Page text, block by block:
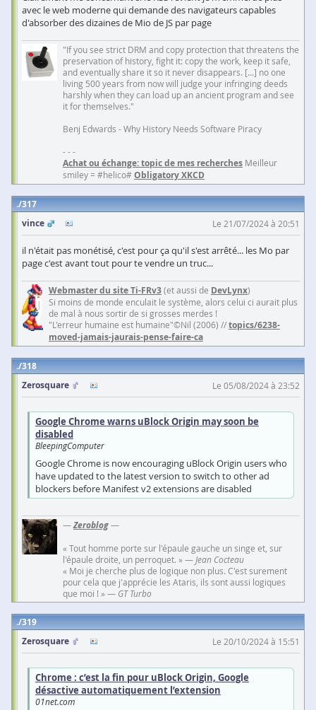
avec le web moderne qui demande des navigateurs capables
d'absorber des dizaines de Mio de JS par page
"If you see strict DRM and copy protection that threatens the
preservation of history, fight it: copy the work, keep it safe,
and eventually share it so it never disappears. [...] no one
living 500 years from now will judge your infringing deeds
harshly when they can load up an ancient program and see
it for themselves."
Benj Edwards - Why History Needs Software Piracy
- - -
Achat ou échange: topic de mes recherches Meilleur
smiley = #helico#Obligatory XKCD
317
vince
Le 21/07/2024 à 20:51
il n'était pas monétisé, c'est pour ça qu'il s'est arrêté... les Mo par
page c'est avant tout pour te vendre un truc...
Webmaster du site Ti-FRv3(et aussi de DevLynx)
Si moins de monde enculait le système, alors celui ci aurait plus
de mal à nous sortir de si grosses merdes !
"L'erreur humaine est humaine"©Nil (2006) //topics/6238-
moved-jamais-jaurais-pense-faire-ca
318
Zerosquare
Le 05/08/2024 à 23:52
Google Chrome warns uBlock Origin may soon be
disabled
BleepingComputer
Google Chrome is now encouraging uBlock Origin users who
have updated to the latest version to switch to other ad
blockers before Manifest v2 extensions are disabled
—Zeroblog—
« Tout homme porte sur l'épaule gauche un singe et, sur
l'épaule droite, un perroquet. » — Jean Cocteau
« Moi je cherche plus de logique non plus. C'est surement
pour cela que j'apprécie les Ataris, ils sont aussi logiques
que moi ! » — GT Turbo
319
Zerosquare
Le 20/10/2024 à 15:51
Chrome : c’est la fin pour uBlock Origin, Google
désactive automatiquement l’extension
01net.com